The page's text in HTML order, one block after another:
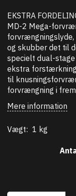
EKSTRA
MD-2 Mega-
forvrængningslyde,
og skubber det til
specielt dual-
ekstra
til
forvrængning i
Mere information
Vægt: 1 kg